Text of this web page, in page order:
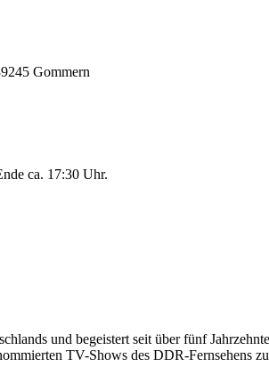
Gommern
ca. 17:30 Uhr.
und begeistert seit über fünf
TV-Shows des DDR-Fernsehens